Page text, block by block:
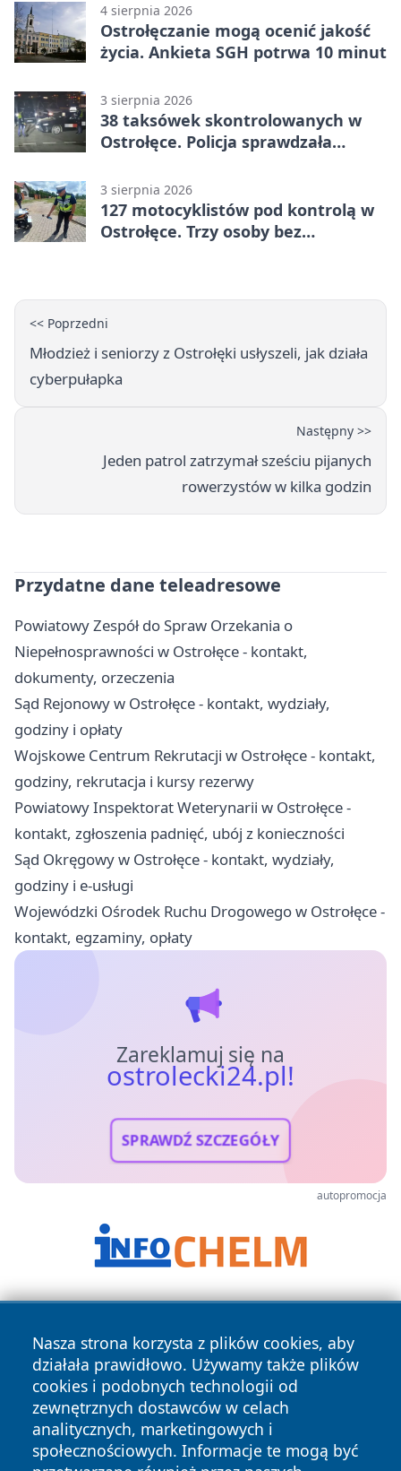
4 sierpnia 2026
Ostrołęczanie mogą ocenić jakość
życia. Ankieta SGH potrwa 10 minut
3 sierpnia 2026
38 taksówek skontrolowanych w
Ostrołęce. Policja sprawdzała
3 sierpnia 2026
127 motocyklistów pod kontrolą w
Ostrołęce. Trzy osoby bez
<< Poprzedni
Młodzież i seniorzy z Ostrołęki usłyszeli, jak działa
cyberpułapka
Następny >>
Jeden patrol zatrzymał sześciu pijanych
rowerzystów w kilka godzin
Przydatne dane teleadresowe
Powiatowy Zespół do Spraw Orzekania o
Niepełnosprawności w Ostrołęce - kontakt,
dokumenty, orzeczenia
Sąd Rejonowy w Ostrołęce - kontakt, wydziały,
godziny i opłaty
Wojskowe Centrum Rekrutacji w Ostrołęce - kontakt,
godziny, rekrutacja i kursy rezerwy
Powiatowy Inspektorat Weterynarii w Ostrołęce -
kontakt, zgłoszenia padnięć, ubój z konieczności
Sąd Okręgowy w Ostrołęce - kontakt, wydziały,
godziny i e-usługi
Wojewódzki Ośrodek Ruchu Drogowego w Ostrołęce -
kontakt, egzaminy, opłaty
Zareklamuj się na
ostrolecki24.pl!
SPRAWDŹ SZCZEGÓŁY
autopromocja
Nasza strona korzysta z plików cookies, aby
działała prawidłowo. Używamy także plików
cookies i podobnych technologii od
zewnętrznych dostawców w celach
analitycznych, marketingowych i
społecznościowych. Informacje te mogą być
Copyright © 2026 ostrolecki24.pl Wszystkie prawa
zastrzeżone.